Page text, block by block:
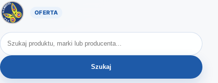
Oferta A. Motyl
Szukaj produktów
Szukaj